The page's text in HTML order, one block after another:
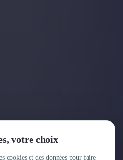
votre choix
cookies et des données pour faire